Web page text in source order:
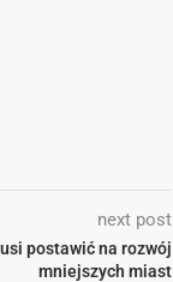
next post
postawić na rozwój
mniejszych miast